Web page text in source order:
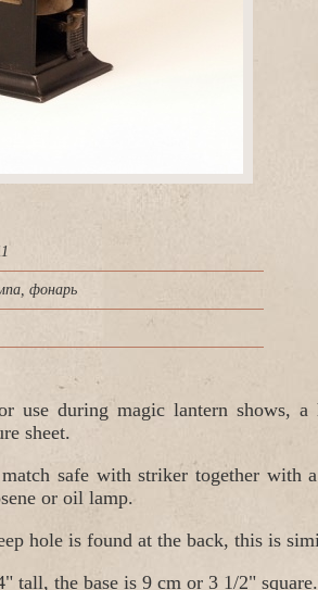
фонарь
use during magic lantern shows,
sheet.
safe with striker together with
or oil lamp.
hole is found at the back, this is
tall, the base is 9 cm or 3 1/2" square.